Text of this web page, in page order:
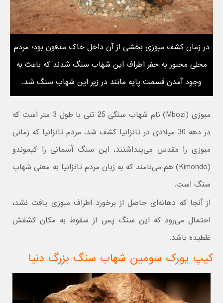
در زمان کشف مبوزی بخشی از آن داخل خاک مدفون بود؛ مردم
محلی مجبور به حفر اطراف این شهاب سنگ شدند که باعث به
وجود آمدن قسمت پایه مانند در زیر این شهاب سنگ شد.
مبوزی (Mbozi) نام شهاب سنگی 25 تنی با طول 3 متر است که
در دهه 30 میلادی در تانزانیا کشف شد. مردم تانزانیا که زمانی
مبوزی را مقدس می‌پنداشتند، این سنگ آسمانی را کیموندو
(Kimondo) هم می‌نامند که به زبان مردم تانزانیا به معنی شهاب
سنگ است.
از آنجا که دهانه‌ای حاصل از برخورد اطراف مبوزی یافت نشد،
احتمال می‌رود که این سنگ پس از سقوط به مکان کشفش
غلطیده باشد.
کیپ یورک سومین شهاب سنگ بزرگ دنیا